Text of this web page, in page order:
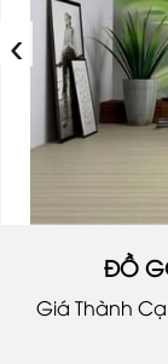
‹
ĐỒ
Giá Thành